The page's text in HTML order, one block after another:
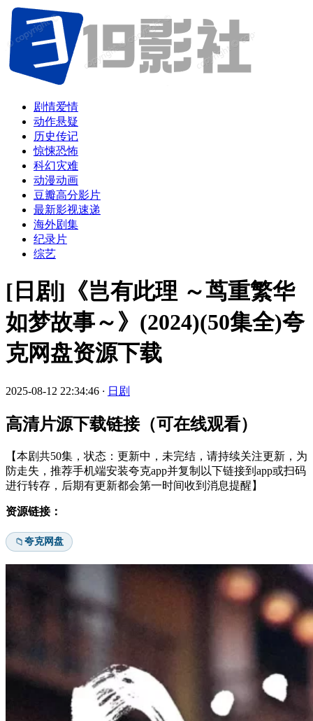
剧情爱情
动作悬疑
历史传记
惊悚恐怖
科幻灾难
动漫动画
豆瓣高分影片
最新影视速递
海外剧集
纪录片
综艺
[日剧]《岂有此理 ～茑重繁华
如梦故事～》(2024)(50集全)夸
克网盘资源下载
2025-08-12 22:34:46 · 日剧
高清片源下载链接（可在线观看）
【本剧共50集，状态：更新中，未完结，请持续关注更新，为
防走失，推荐手机端安装夸克app并复制以下链接到app或扫码
进行转存，后期有更新都会第一时间收到消息提醒】
资源链接：
📁夸克网盘